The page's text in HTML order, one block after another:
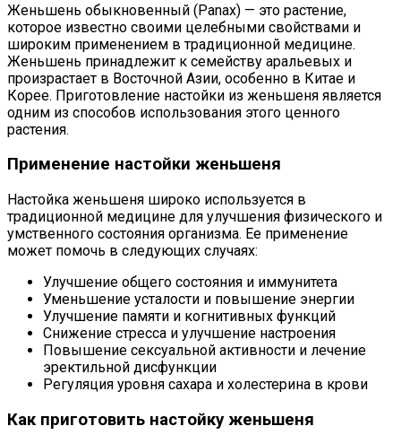
Женьшень обыкновенный (Panax) — это растение,
которое известно своими целебными свойствами и
широким применением в традиционной медицине.
Женьшень принадлежит к семейству аральевых и
произрастает в Восточной Азии, особенно в Китае и
Корее. Приготовление настойки из женьшеня является
одним из способов использования этого ценного
растения.
Применение настойки женьшеня
Настойка женьшеня широко используется в
традиционной медицине для улучшения физического и
умственного состояния организма. Ее применение
может помочь в следующих случаях:
Улучшение общего состояния и иммунитета
Уменьшение усталости и повышение энергии
Улучшение памяти и когнитивных функций
Снижение стресса и улучшение настроения
Повышение сексуальной активности и лечение
эректильной дисфункции
Регуляция уровня сахара и холестерина в крови
Как приготовить настойку женьшеня